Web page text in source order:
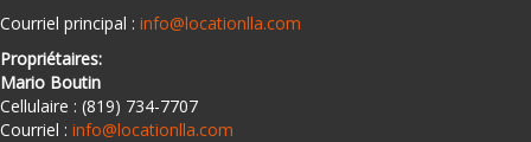
Courriel principal : info@locationlla.com
Propriétaires:
Mario Boutin
Cellulaire : (819) 734-7707
Courriel : info@locationlla.com